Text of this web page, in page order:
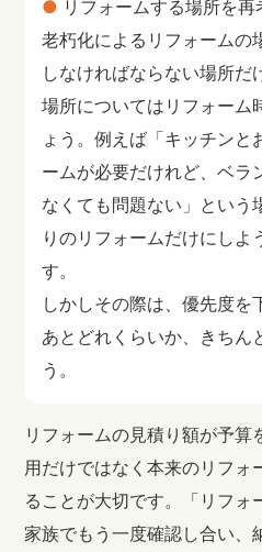
リフォームする場所を再
老朽化によるリフォームの
しなければならない場所だ
場所についてはリフォーム
ょう。例えば「キッチンと
ームが必要だけれど、ベラ
なくても問題ない」という
りのリフォームだけにしよ
す。
しかしその際は、優先度を
あとどれくらいか、きちん
う。
リフォームの見積り額が予算
用だけではなく本来のリフォ
ることが大切です。「リフォ
家族でもう一度確認し合い、